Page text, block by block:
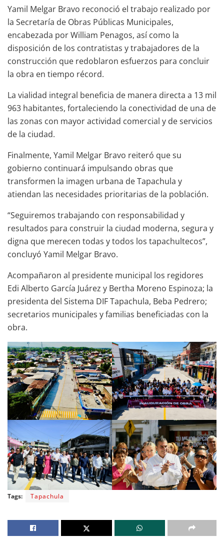
Yamil Melgar Bravo reconoció el trabajo realizado por
la Secretaría de Obras Públicas Municipales,
encabezada por William Penagos, así como la
disposición de los contratistas y trabajadores de la
construcción que redoblaron esfuerzos para concluir
la obra en tiempo récord.
La vialidad integral beneficia de manera directa a 13 mil
963 habitantes, fortaleciendo la conectividad de una de
las zonas con mayor actividad comercial y de servicios
de la ciudad.
Finalmente, Yamil Melgar Bravo reiteró que su
gobierno continuará impulsando obras que
transformen la imagen urbana de Tapachula y
atiendan las necesidades prioritarias de la población.
“Seguiremos trabajando con responsabilidad y
resultados para construir la ciudad moderna, segura y
digna que merecen todas y todos los tapachultecos”,
concluyó Yamil Melgar Bravo.
Acompañaron al presidente municipal los regidores
Edi Alberto García Juárez y Bertha Moreno Espinoza; la
presidenta del Sistema DIF Tapachula, Beba Pedrero;
secretarios municipales y familias beneficiadas con la
obra.
Tags: Tapachula